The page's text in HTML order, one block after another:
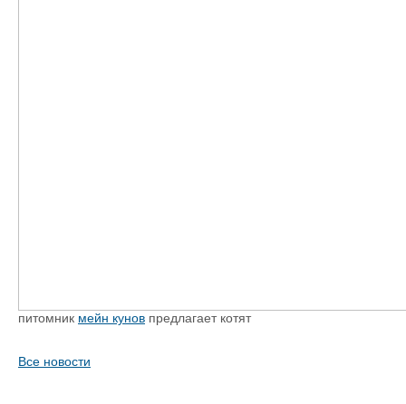
питомник мейн кунов предлагает котят
Все новости